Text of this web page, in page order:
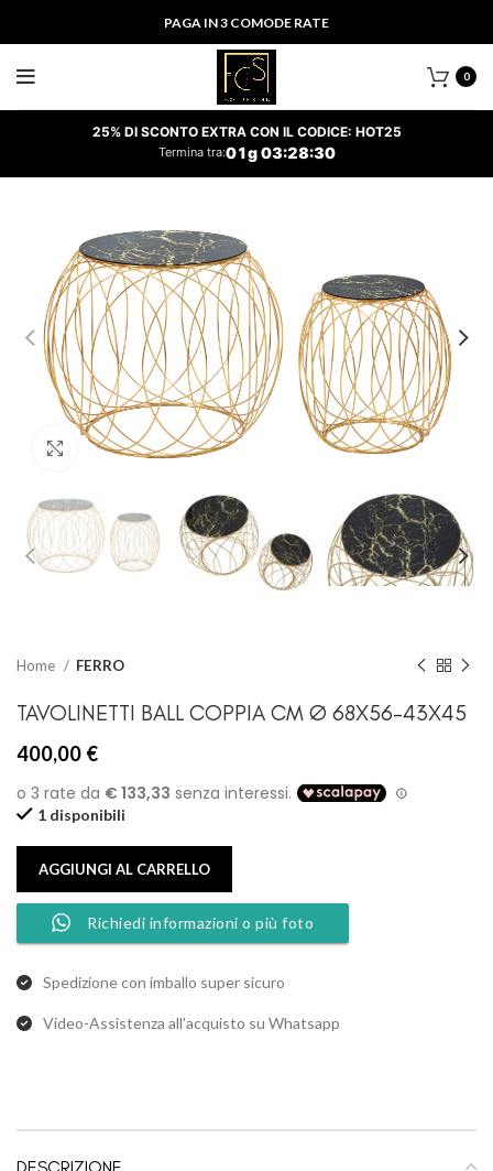
PAGA IN 3 COMODE RATE
0
25% DI SCONTO EXTRA CON IL CODICE: HOT25
Termina tra:01g03:28:30
Clicca per ingrandire
Home FERRO
TAVOLINETTI BALL COPPIA CM Ø 68X56-43X45
400,00 €
1 disponibili
AGGIUNGI AL CARRELLO
Richiedi informazioni o più foto
Spedizione con imballo super sicuro
Video-Assistenza all'acquisto su Whatsapp